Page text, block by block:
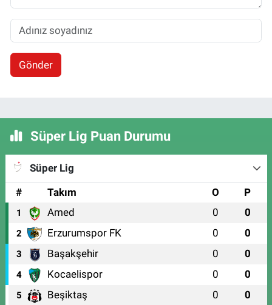
Gönder
Süper Lig Puan Durumu
Süper Lig
#
Takım O P
1 Amed 0 0
2 Erzurumspor FK 0 0
3 Başakşehir 0 0
4 Kocaelispor 0 0
5 Beşiktaş 0 0